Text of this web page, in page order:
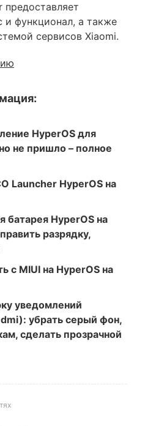
предоставляет
и функционал, а также
сервисов Xiaomi.
HyperOS для
не пришло – полное
Launcher HyperOS на
батарея HyperOS на
разрядку,
с MIUI на HyperOS на
уведомлений
убрать серый фон,
сделать прозрачной